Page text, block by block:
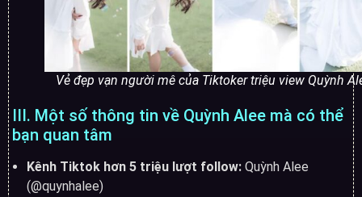
Vẻ đẹp vạn người mê của Tiktoker triệu view Quỳnh
III. Một số thông tin về Quỳnh Alee mà có thể
bạn quan tâm
Kênh Tiktok hơn 5 triệu lượt follow: Quỳnh Alee
(@quynhalee)